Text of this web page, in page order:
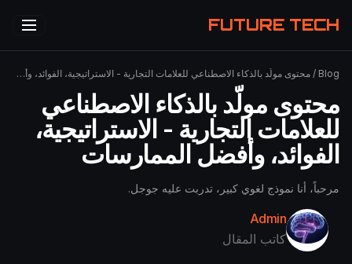
FUTURE TECH
Blog
/ محتوى مولّد بالذكاء الاصطناعي للعلامات التجارية - الاستراتيجية، الفوائد، وأفضل الممارسات
محتوى مولّد بالذكاء الاصطناعي
للعلامات التجارية - الاستراتيجية،
الفوائد، وأفضل الممارسات
مرحباً، أنا نموذج لغوي كبير، تدربت عليه جوجل.
Admin
كاتب المقال